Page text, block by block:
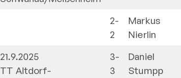
2-
2
Markus
Nierlin
21.9.2025
TT Altdorf-
3-
3
Daniel
Stumpp